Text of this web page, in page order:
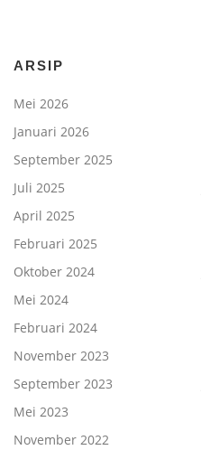
ARSIP
Mei 2026
Januari 2026
September 2025
Juli 2025
April 2025
Februari 2025
Oktober 2024
Mei 2024
Februari 2024
November 2023
September 2023
Mei 2023
November 2022